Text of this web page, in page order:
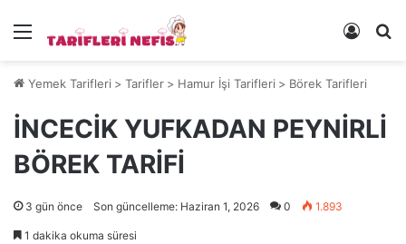
Menü Kayıt
Yemek Tarifleri > Tarifler > Hamur İşi Tarifleri > Börek Tarifleri
İNCECİK YUFKADAN PEYNİRLİ
BÖREK TARİFİ
3 gün önce Son güncelleme: Haziran 1, 2026 0 1.893
1 dakika okuma süresi